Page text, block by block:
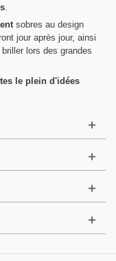
sobres au design
jour après jour, ainsi
lors des grandes
le plein d'idées